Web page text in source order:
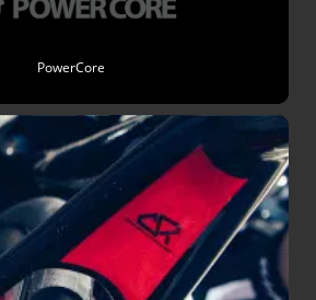
PowerCore